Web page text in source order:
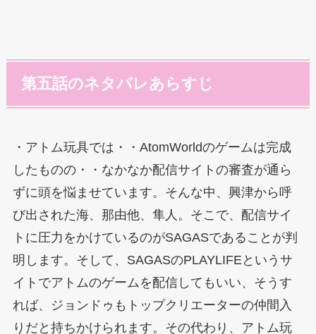
第五話のネタバレあらすじ
・アトム玩具では・・AtomWorldのゲームは完成
したものの・・なかなか配信サイトの審査が通ら
ずに頭を悩ませています。そんな中、興津から呼
び出された海、那由他、隼人。そこで、配信サイ
トに圧力をかけているのがSAGASであることが判
明します。そして、SAGASのPLAYLIFEというサ
イトでアトムのゲームを配信してもいい、そうす
れば、ジョンドゥもトップクリエーターの仲間入
りだと持ちかけられます。その代わり、アトム玩